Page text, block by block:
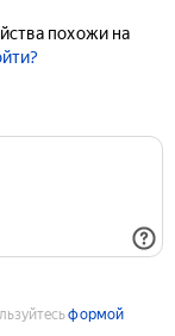
похожи на
формой